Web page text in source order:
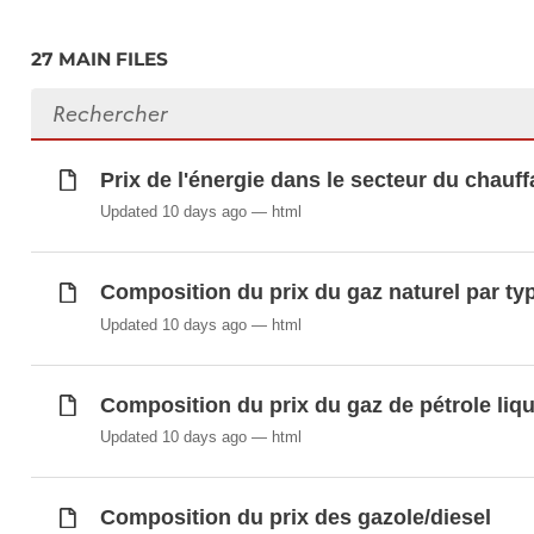
Indice des prix à la consommation
Indice des prix à la consommation national
Indice des prix à la consommation national
ECOICOP v.2
Indice des prix à la consommation national
Prix maxima de l'essence
Prix maxima du gasoil chauffage
Échéances de l'échelle mobile des
Échéances de l'échelle mobile des salaires
27 MAIN FILES
Search files
Prix de l'énergie dans le secteur du
Updated 10 days ago html
Composition du prix du gaz naturel par
Updated 10 days ago html
Composition du prix du gaz de pétrole
Updated 10 days ago html
Composition du prix des gazole/diesel